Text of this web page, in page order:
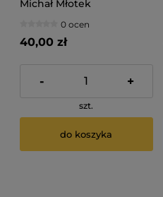
Michał Młotek
0 ocen
40,00 zł
- +
szt.
do koszyka